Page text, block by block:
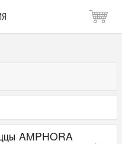
AMPHORA